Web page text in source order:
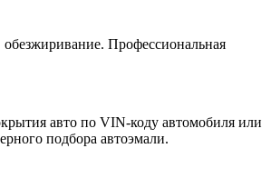
обезжиривание. Профессиональная
авто по VIN-коду автомобиля или
подбора автоэмали.